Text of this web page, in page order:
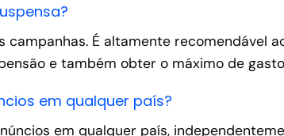
campanhas. É altamente recomendável
e também obter o máximo de
em qualquer país?
em qualquer país,